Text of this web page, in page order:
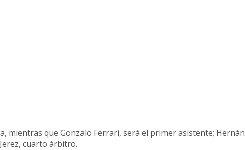
mientras que Gonzalo Ferrari, será el primer asistente; Hernán
cuarto árbitro.